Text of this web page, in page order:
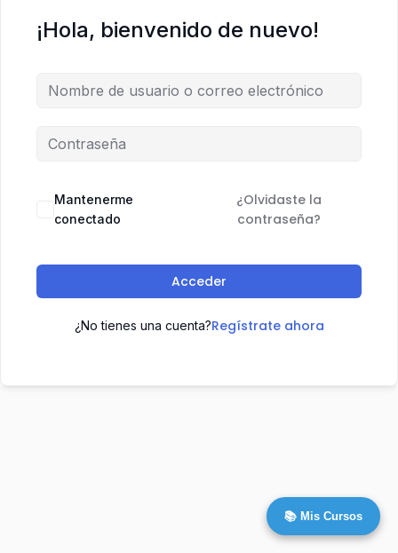
¡Hola, bienvenido de nuevo!
Mantenerme
conectado
¿Olvidaste la
contraseña?
Acceder
¿No tienes una cuenta?Regístrate ahora
📚 Mis Cursos